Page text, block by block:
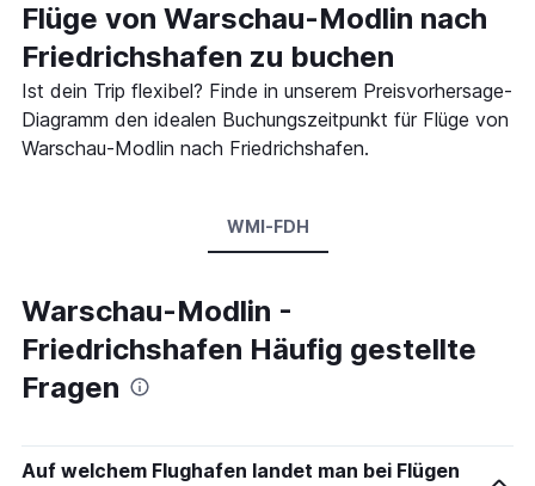
Flüge von Warschau-Modlin nach
Friedrichshafen zu buchen
Ist dein Trip flexibel? Finde in unserem Preisvorhersage-
Diagramm den idealen Buchungszeitpunkt für Flüge von
Warschau-Modlin nach Friedrichshafen.
WMI-FDH
Warschau-Modlin -
Friedrichshafen Häufig gestellte
Fragen
Auf welchem Flughafen landet man bei Flügen